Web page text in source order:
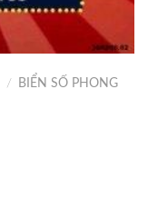
/
BIỂN SỐ PHONG